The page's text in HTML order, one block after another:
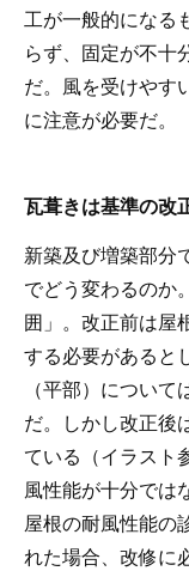
工が一般的になる
らず、固定が不十
だ。風を受けやす
に注意が必要だ。
瓦葺きは基準の改
新築及び増築部分
でどう変わるのか
囲」。改正前は屋
する必要があると
（平部）につい
だ。しかし改正後
ている（イラスト
風性能が十分では
屋根の耐風性能の
れた場合、改修に